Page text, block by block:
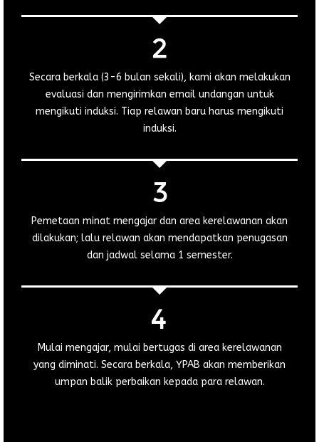
Secara berkala (3-6 bulan sekali), kami akan melakukan
evaluasi dan mengirimkan email undangan untuk
mengikuti induksi. Tiap relawan baru harus mengikuti
induksi.
Pemetaan minat mengajar dan area kerelawanan akan
dilakukan; lalu relawan akan mendapatkan penugasan
dan jadwal selama 1 semester.
Mulai mengajar, mulai bertugas di area kerelawanan
yang diminati. Secara berkala, YPAB akan memberikan
umpan balik perbaikan kepada para relawan.